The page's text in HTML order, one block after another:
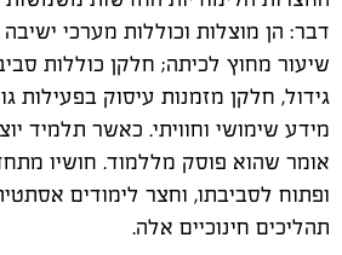
דבר: הן מוצלות וכוללות מערכי
שיעור מחוץ לכיתה; חלקן כוללות
גידול, חלקן מזמנות עיסוק בפעילות
מידע שימושי וחוויתי. כאשר תלמיד
אומר שהוא פוסק מללמוד. חושיו
ופתוח לסביבתו, וחצר לימודים
תהליכים חינוכיים אלה.